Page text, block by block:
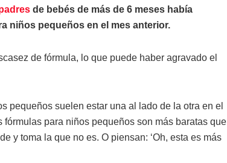
de bebés de más de 6 meses había
niños pequeños en el mes anterior.
de fórmula, lo que puede haber agravado el
pequeños suelen estar una al lado de la otra en el
fórmulas para niños pequeños son más baratas que
y toma la que no es. O piensan: ‘Oh, esta es más